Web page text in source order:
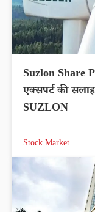
Suzlon Share
एक्सपर्ट की
SUZLON
Stock Market